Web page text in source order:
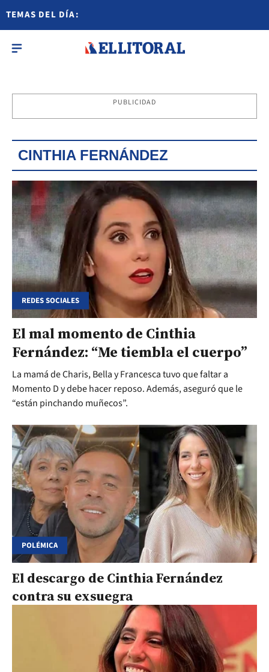
TEMAS DEL DÍA:
PUBLICIDAD
CINTHIA FERNÁNDEZ
REDES SOCIALES
El mal momento de Cinthia
Fernández: “Me tiembla el cuerpo”
La mamá de Charis, Bella y Francesca tuvo que faltar a
Momento D y debe hacer reposo. Además, aseguró que le
“están pinchando muñecos”.
POLÉMICA
El descargo de Cinthia Fernández
contra su exsuegra